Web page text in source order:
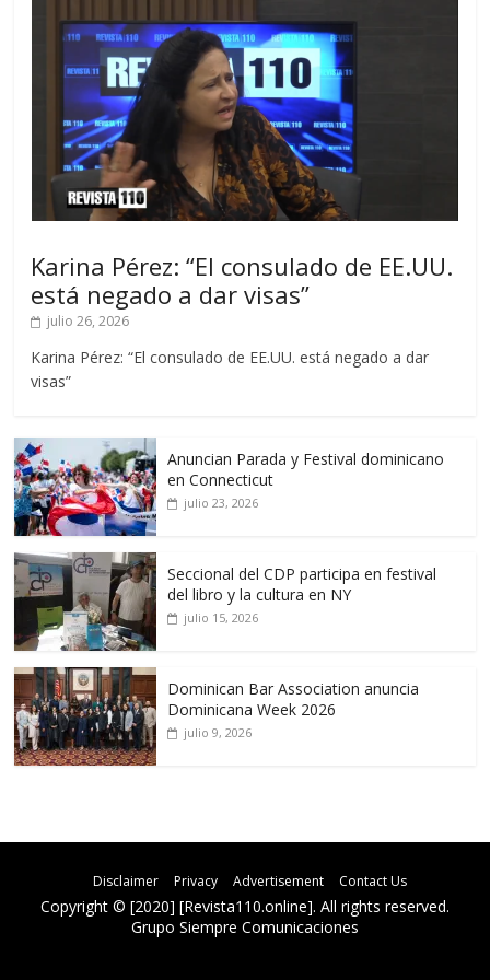
Karina Pérez: “El consulado de EE.UU.
está negado a dar visas”
julio 26, 2026
Karina Pérez: “El consulado de EE.UU. está negado a dar
visas”
Anuncian Parada y Festival dominicano
en Connecticut
julio 23, 2026
Seccional del CDP participa en festival
del libro y la cultura en NY
julio 15, 2026
Dominican Bar Association anuncia
Dominicana Week 2026
julio 9, 2026
Disclaimer Privacy Advertisement Contact Us
Copyright © [2020] [Revista110.online]. All rights reserved.
Grupo Siempre Comunicaciones